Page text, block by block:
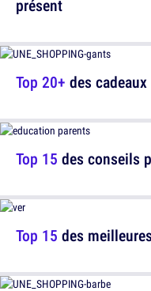
présent
Top 15 des conseils
Top 20+ des
Top 15 des